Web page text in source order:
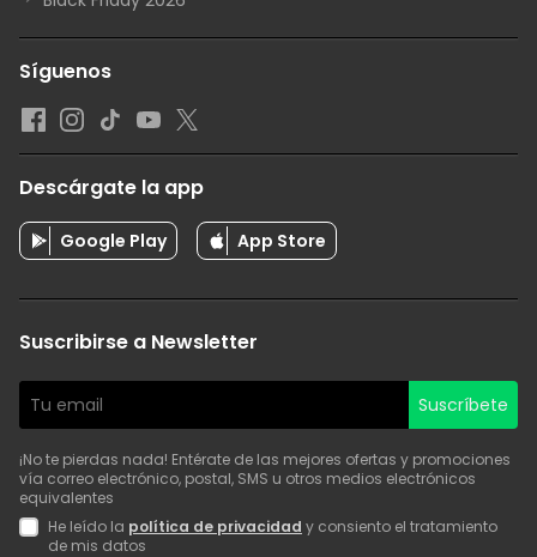
Síguenos
Descárgate la app
Google Play App Store
Suscribirse a Newsletter
Suscríbete
¡No te pierdas nada! Entérate de las mejores ofertas y promociones
vía correo electrónico, postal, SMS u otros medios electrónicos
equivalentes
He leído la política de privacidad y consiento el tratamiento
de mis datos